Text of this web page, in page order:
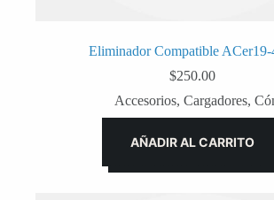
Eliminador Compatible ACer19-
$250.00
Accesorios, Cargadores,
AÑADIR AL CARRITO